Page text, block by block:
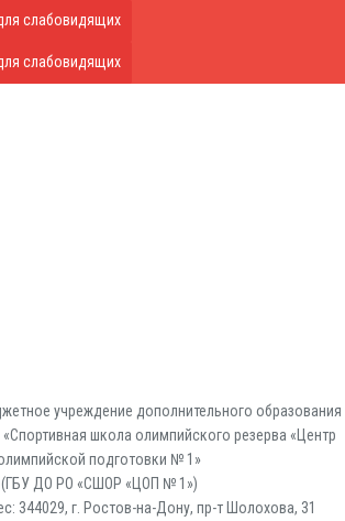
слабовидящих
слабовидящих
учреждение дополнительного образования
школа олимпийского резерва «Центр
подготовки № 1»
(ГБУ ДО РО «СШОР «ЦОП № 1»)
344029, г. Ростов-на-Дону, пр-т Шолохова, 31